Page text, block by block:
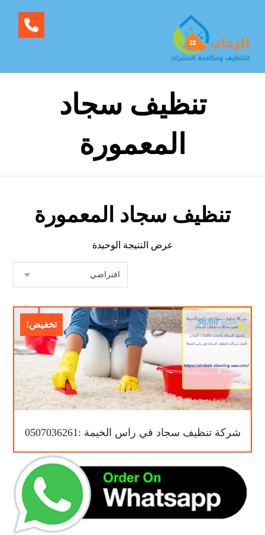
تنظيف سجاد
المعمورة
تنظيف سجاد المعمورة
عرض النتيجة الوحيدة
تخفيض!
شركة تنظيف سجاد في راس الخيمة :0507036261
$8.00
$6.00